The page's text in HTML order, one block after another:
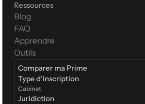
Ressources
Blog
FAQ
Apprendre
Outils
Comparer ma Prime
Type d’inscription
Cabinet
Juridiction